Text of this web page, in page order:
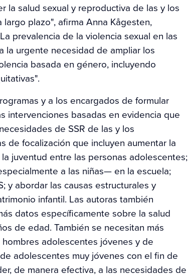
la salud sexual y reproductiva de las y los
plazo", afirma Anna Kågesten,
prevalencia de la violencia sexual en las
la urgente necesidad de ampliar los
basada en género, incluyendo
y a los encargados de formular
intervenciones basadas en evidencia que
de SSR de las y los
de focalización que incluyen aumentar la
juventud entre las personas adolescentes;
a las niñas— en la escuela;
y abordar las causas estructurales y
infantil. Las autoras también
datos específicamente sobre la salud
de edad. También se necesitan más
adolescentes jóvenes y de
adolescentes muy jóvenes con el fin de
de manera efectiva, a las necesidades de